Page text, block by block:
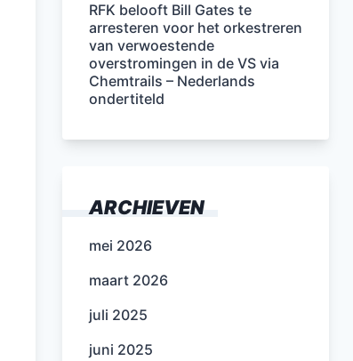
RFK belooft Bill Gates te
arresteren voor het orkestreren
van verwoestende
overstromingen in de VS via
Chemtrails – Nederlands
ondertiteld
ARCHIEVEN
mei 2026
maart 2026
juli 2025
juni 2025